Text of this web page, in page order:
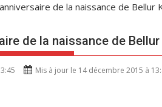
de la naissance de Bellur
de la naissance de
Mis à jour le 14 décembre 2015 à